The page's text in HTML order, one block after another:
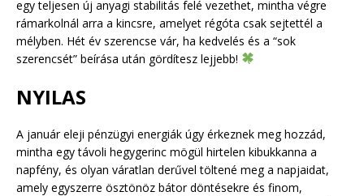
egy teljesen új anyagi stabilitás felé vezethet, mintha végre
rámarkolnál arra a kincsre, amelyet régóta csak sejtettél a
mélyben. Hét év szerencse vár, ha kedvelés és a “sok
szerencsét” beírása után gördítesz lejjebb!
NYILAS
A január eleji pénzügyi energiák úgy érkeznek meg hozzád,
mintha egy távoli hegygerinc mögül hirtelen kibukkanna a
napfény, és olyan váratlan derűvel töltené meg a napjaidat,
amely egyszerre ösztönöz bátor döntésekre és finom,